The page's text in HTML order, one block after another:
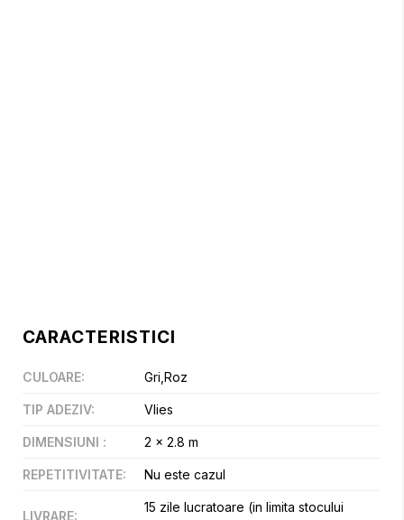
CARACTERISTICI
CULOARE: Gri,Roz
TIP ADEZIV: Vlies
DIMENSIUNI : 2 x 2.8 m
REPETITIVITATE: Nu este cazul
LIVRARE:
15 zile lucratoare (in limita stocului